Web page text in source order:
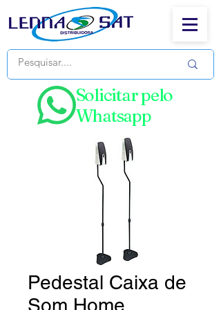
Solicitar pelo
Whatsapp
Pedestal Caixa de
Som Home